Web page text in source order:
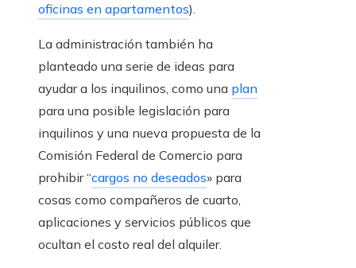
oficinas en apartamentos).
La administración también ha
planteado una serie de ideas para
ayudar a los inquilinos, como una plan
para una posible legislación para
inquilinos y una nueva propuesta de la
Comisión Federal de Comercio para
prohibir “cargos no deseados» para
cosas como compañeros de cuarto,
aplicaciones y servicios públicos que
ocultan el costo real del alquiler.